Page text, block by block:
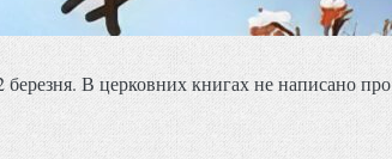
березня. В церковних книгах не написано про